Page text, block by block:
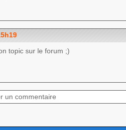
topic sur le forum ;)
un commentaire